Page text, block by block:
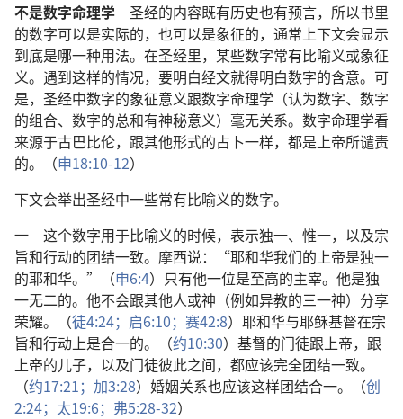
不是数字命理学 圣经的内容既有历史也有预言，所以书里
的数字可以是实际的，也可以是象征的，通常上下文会显示
到底是哪一种用法。在圣经里，某些数字常有比喻义或象征
义。遇到这样的情况，要明白经文就得明白数字的含意。可
是，圣经中数字的象征意义跟数字命理学（认为数字、数字
的组合、数字的总和有神秘意义）毫无关系。数字命理学看
来源于古巴比伦，跟其他形式的占卜一样，都是上帝所谴责
的。（申18:10-12）
下文会举出圣经中一些常有比喻义的数字。
一 这个数字用于比喻义的时候，表示独一、惟一，以及宗
旨和行动的团结一致。摩西说：“耶和华我们的上帝是独一
的耶和华。”（申6:4）只有他一位是至高的主宰。他是独
一无二的。他不会跟其他人或神（例如异教的三一神）分享
荣耀。（徒4:24； 启6:10； 赛42:8）耶和华与耶稣基督在宗
旨和行动上是合一的。（约10:30）基督的门徒跟上帝，跟
上帝的儿子，以及门徒彼此之间，都应该完全团结一致。
（约17:21； 加3:28）婚姻关系也应该这样团结合一。（创
2:24； 太19:6； 弗5:28-32）